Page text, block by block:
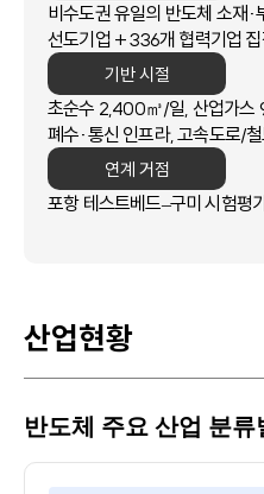
비수도권 유일의 반도체 소재·
선도기업 + 336개 협력기업 집
기반 시절
초순수 2,400㎥/일, 산업가
폐수·통신 인프라, 고속도로/
연계 거점
포항 테스트베드–구미 시험평
산업현황
반도체 주요 산업 분